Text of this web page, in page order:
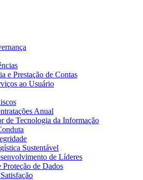
e Prestação de Contas
ao Usuário
Anual
de Tecnologia da Informação
Sustentável
de Líderes
de Dados